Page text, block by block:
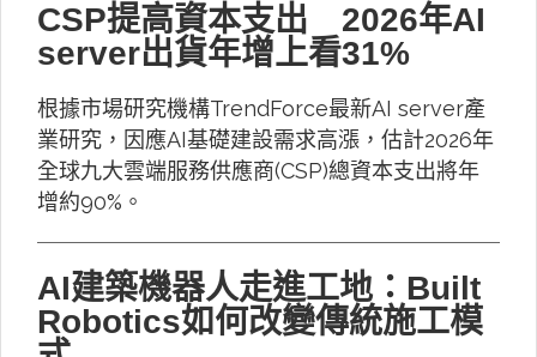
CSP提高資本支出 2026年AI
server出貨年增上看31%
根據市場研究機構TrendForce最新AI server產
業研究，因應AI基礎建設需求高漲，估計2026年
全球九大雲端服務供應商(CSP)總資本支出將年
增約90%。
AI建築機器人走進工地：Built
Robotics如何改變傳統施工模